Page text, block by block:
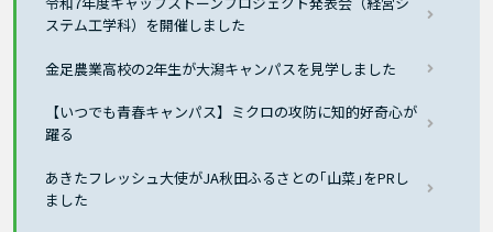
ステム工学科）を開催しました
金足農業高校の2年生が大潟キャンパスを見学しました
【いつでも青春キャンパス】ミクロの攻防に知的好奇心が
躍る
あきたフレッシュ大使がJA秋田ふるさとの｢山菜｣をPRし
ました